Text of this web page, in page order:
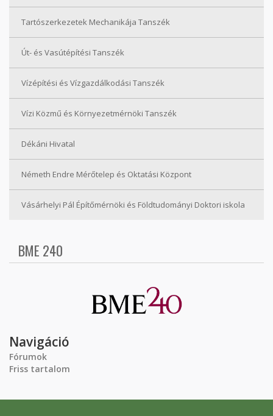
Tartószerkezetek Mechanikája Tanszék
Út- és Vasútépítési Tanszék
Vízépítési és Vízgazdálkodási Tanszék
Vízi Közmű és Környezetmérnöki Tanszék
Dékáni Hivatal
Németh Endre Mérőtelep és Oktatási Központ
Vásárhelyi Pál Építőmérnöki és Földtudományi Doktori iskola
BME 240
Navigáció
Fórumok
Friss tartalom